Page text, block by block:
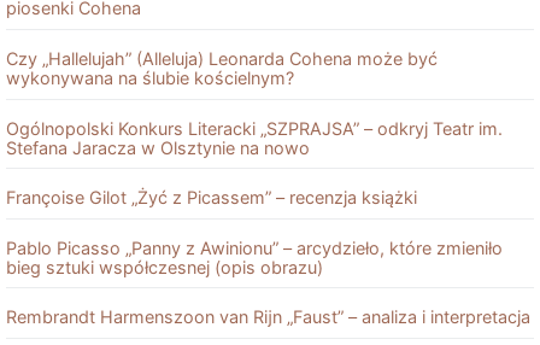
piosenki Cohena
Czy „Hallelujah” (Alleluja) Leonarda Cohena może być
wykonywana na ślubie kościelnym?
Ogólnopolski Konkurs Literacki „SZPRAJSA” – odkryj Teatr im.
Stefana Jaracza w Olsztynie na nowo
Françoise Gilot „Żyć z Picassem” – recenzja książki
Pablo Picasso „Panny z Awinionu” – arcydzieło, które zmieniło
bieg sztuki współczesnej (opis obrazu)
Rembrandt Harmenszoon van Rĳn „Faust” – analiza i interpretacja